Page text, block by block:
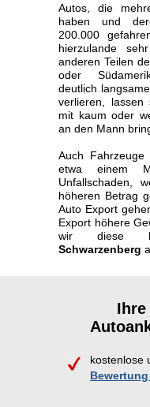
Autos, die
haben und
200.000
hierzulande
anderen Teilen
oder
deutlich
verlieren, lassen
mit kaum oder
an den Mann
Auch
etwa einem
Unfallschaden,
höheren Betrag
Auto Export
Export höhere
wir diese
Schwarzenberg
kostenlose